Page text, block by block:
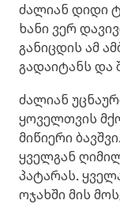
ძალიან დიდი
ხანი ვერ
განიცდის ამ
გადაიტანს და
ძალიან
ყოველთვის
მიწიერი
ყველგან
პატარას.
ოჯახში მის